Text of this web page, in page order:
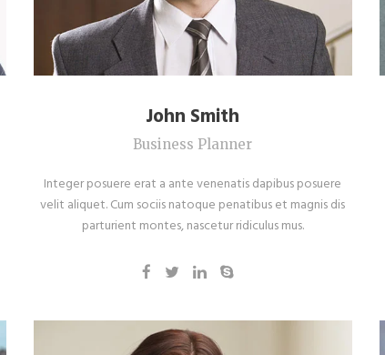
John Smith
Business Planner
Integer posuere erat a ante venenatis dapibus posuere
velit aliquet. Cum sociis natoque penatibus et magnis dis
parturient montes, nascetur ridiculus mus.